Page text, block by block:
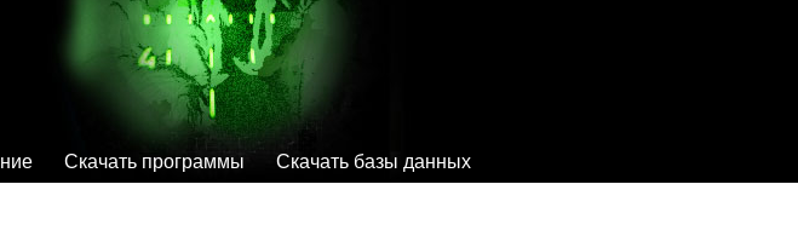
Скачать программы Скачать базы данных